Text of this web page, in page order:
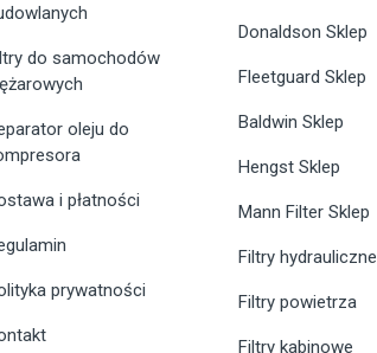
do samochodów
oleju do
i płatności
prywatności
Donaldson Sklep
Fleetguard Sklep
Baldwin Sklep
Hengst Sklep
Mann Filter Sklep
Filtry hydrauliczne
Filtry powietrza
Filtry kabinowe